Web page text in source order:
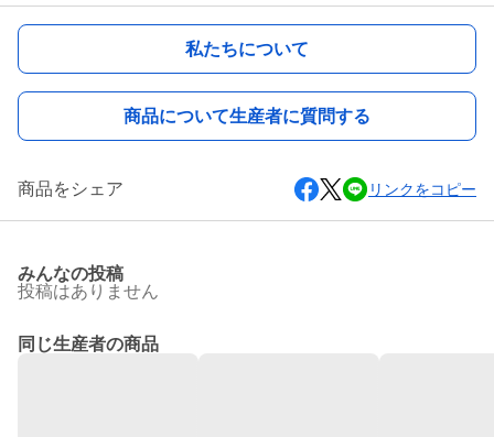
私たちについて
商品について生産者に質問する
商品をシェア リンクをコピー
みんなの投稿
投稿はありません
同じ生産者の商品